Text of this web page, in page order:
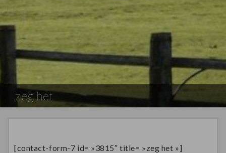
zeg het
[contact-form-7 id= »3815″ title= »zeg het »]